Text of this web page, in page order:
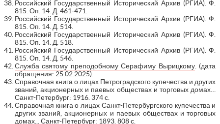
Российский Государственный Исторический Архив (РГИА). Ф.
815. Оп. 14. Д. 461-471.
Российский Государственный Исторический Архив (РГИА). Ф.
815. Оп. 14. Д. 514.
Российский Государственный Исторический Архив (РГИА). Ф.
815. Оп. 14. Д. 518.
Российский Государственный Исторический Архив (РГИА). Ф.
815. Оп. 14. Д. 546.
Служба святому преподобному Серафиму Вырицкому. (дата
обращения: 25.02.2025).
Справочная книга о лицах Петроградского купечества и других
званий, акционерных и паевых обществах и торговых домах…
Санкт-Петербург: 1916. 374 с.
Справочная книга о лицах Санкт-Петербургского купечества и
других званий, акционерных и паевых обществах и торговых
домах... Санкт-Петербург: 1893. 808 с.